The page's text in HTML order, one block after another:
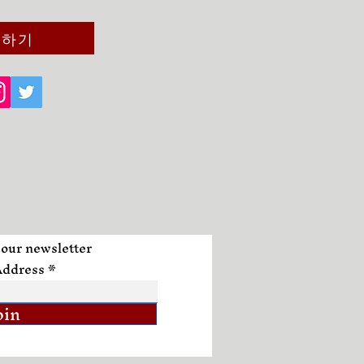
기
newsletter